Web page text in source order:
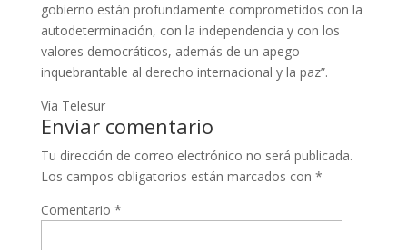
gobierno están profundamente comprometidos con la
autodeterminación, con la independencia y con los
valores democráticos, además de un apego
inquebrantable al derecho internacional y la paz”.
Vía Telesur
Enviar comentario
Tu dirección de correo electrónico no será publicada.
Los campos obligatorios están marcados con *
Comentario *